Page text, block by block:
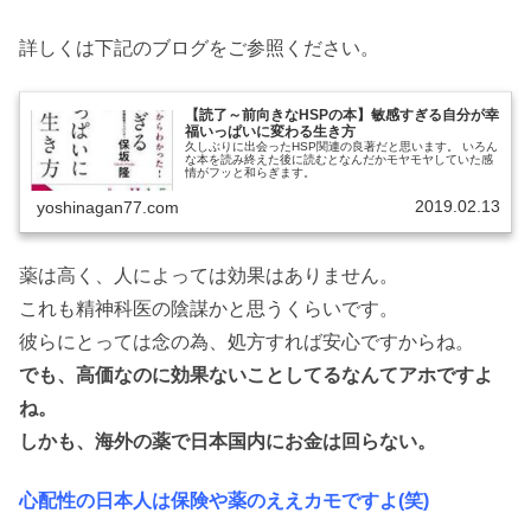
詳しくは下記のブログをご参照ください。
【読了～前向きなHSPの本】敏感すぎる自分が幸
福いっぱいに変わる生き方
久しぶりに出会ったHSP関連の良著だと思います。 いろん
な本を読み終えた後に読むとなんだかモヤモヤしていた感
情がフッと和らぎます。
yoshinagan77.com 2019.02.13
薬は高く、人によっては効果はありません。
これも精神科医の陰謀かと思うくらいです。
彼らにとっては念の為、処方すれば安心ですからね。
でも、高価なのに効果ないことしてるなんてアホですよ
ね。
しかも、海外の薬で日本国内にお金は回らない。
心配性の日本人は保険や薬のええカモですよ(笑)